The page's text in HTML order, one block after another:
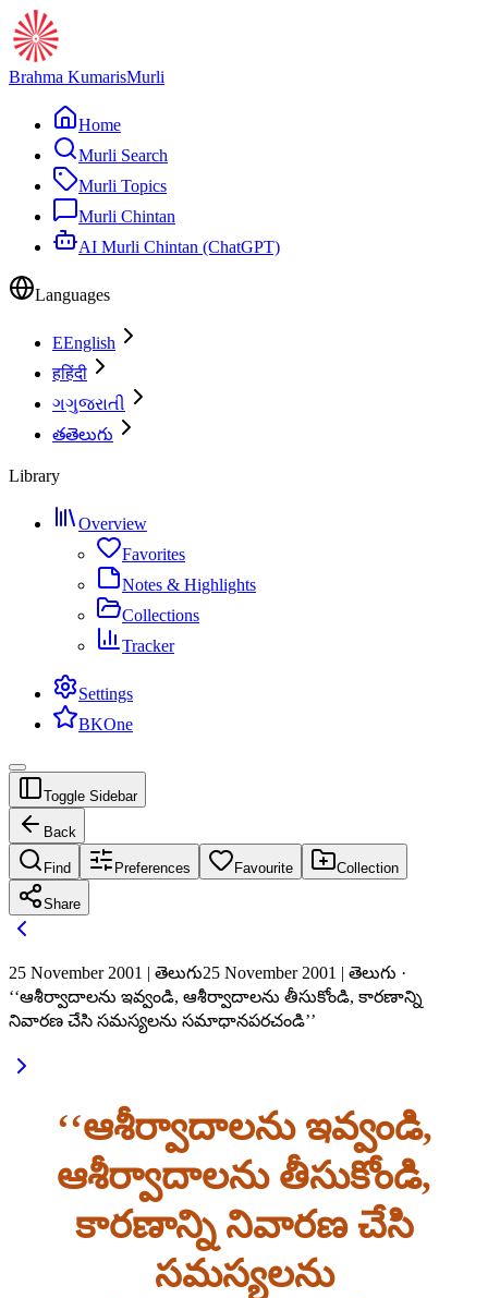
Brahma KumarisMurli
Home
Murli Search
Murli Topics
Murli Chintan
AI Murli Chintan (ChatGPT)
Languages
EEnglish
हहिंदी
ગગુજરાતી
తతెలుగు
Library
Overview
Favorites
Notes & Highlights
Collections
Tracker
Settings
BKOne
Toggle Sidebar
Back
Find Preferences Favourite Collection
Share
25 November 2001 | తెలుగు25 November 2001 | తెలుగు ·
‘‘ఆశీర్వాదాలను ఇవ్వండి, ఆశీర్వాదాలను తీసుకోండి, కారణాన్ని
నివారణ చేసి సమస్యలను సమాధానపరచండి’’
‘‘ఆశీర్వాదాలను ఇవ్వండి,
ఆశీర్వాదాలను తీసుకోండి,
కారణాన్ని నివారణ చేసి
సమస్యలను